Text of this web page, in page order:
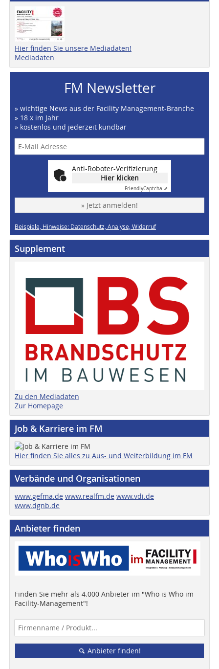
Hier finden Sie unsere Mediadaten!
Mediadaten
FM Newsletter
» wichtige News aus der Facility Management-Branche
» 18 x im Jahr
» kostenlos und jederzeit kündbar
Anti-Roboter-Verifizierung
Hier klicken
FriendlyCaptcha ⇗
» Jetzt anmelden!
Beispiele, Hinweise: Datenschutz, Analyse, Widerruf
Supplement
Zu den Mediadaten
Zur Homepage
Job & Karriere im FM
Hier finden Sie alles zu Aus- und Weiterbildung im FM
Verbände und Organisationen
www.gefma.de www.realfm.de www.vdi.de
www.dgnb.de
Anbieter finden
Finden Sie mehr als 4.000 Anbieter im "Who is Who im
Facility-Management"!
Anbieter finden!